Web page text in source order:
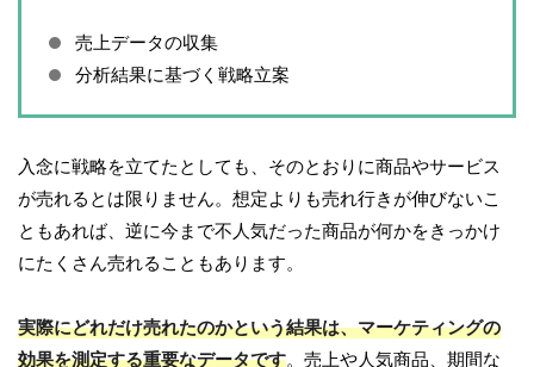
売上データの収集
分析結果に基づく戦略立案
入念に戦略を立てたとしても、そのとおりに商品やサービス
が売れるとは限りません。想定よりも売れ行きが伸びないこ
ともあれば、逆に今まで不人気だった商品が何かをきっかけ
にたくさん売れることもあります。
実際にどれだけ売れたのかという結果は、マーケティングの
効果を測定する重要なデータです。売上や人気商品、期間な